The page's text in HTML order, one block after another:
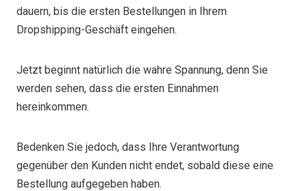
dauern, bis die ersten Bestellungen in Ihrem
Dropshipping-Geschäft eingehen.
Jetzt beginnt natürlich die wahre Spannung, denn Sie
werden sehen, dass die ersten Einnahmen
hereinkommen.
Bedenken Sie jedoch, dass Ihre Verantwortung
gegenüber den Kunden nicht endet, sobald diese eine
Bestellung aufgegeben haben.